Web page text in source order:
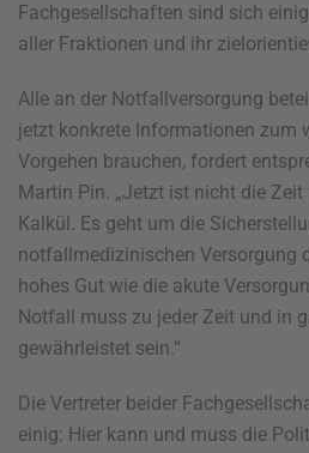
Fachgesellschaften sind sich
aller Fraktionen und ihr
Alle an der Notfallversorgung
jetzt konkrete Informationen zum
Vorgehen brauchen, fordert
Martin Pin. „Jetzt ist nicht die
Kalkül. Es geht um die
notfallmedizinischen Versorgung
hohes Gut wie die akute
Notfall muss zu jeder Zeit und in
gewährleistet sein.“
Die Vertreter beider
einig: Hier kann und muss die